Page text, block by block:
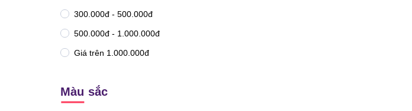
300.000đ - 500.000đ
500.000đ - 1.000.000đ
Giá trên 1.000.000đ
Màu sắc